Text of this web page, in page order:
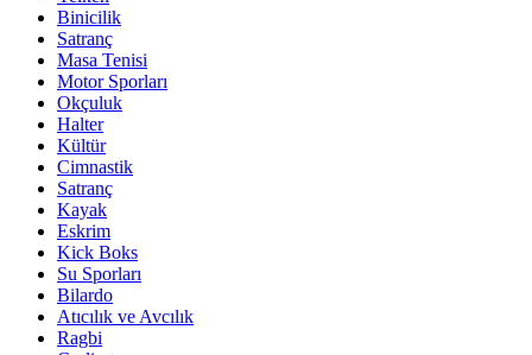
Binicilik
Satranç
Masa Tenisi
Motor Sporları
Okçuluk
Halter
Kültür
Cimnastik
Satranç
Kayak
Eskrim
Kick Boks
Su Sporları
Bilardo
Atıcılık ve Avcılık
Ragbi